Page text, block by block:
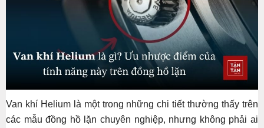
Van khí Helium là một trong những chi tiết thường thấy trên
các mẫu đồng hồ lặn chuyên nghiệp, nhưng không phải ai